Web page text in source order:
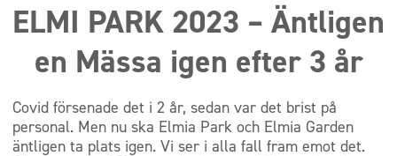
ELMI PARK 2023 – Äntligen
en Mässa igen efter 3 år
Covid försenade det i 2 år, sedan var det brist på
personal. Men nu ska Elmia Park och Elmia Garden
äntligen ta plats igen. Vi ser i alla fall fram emot det.